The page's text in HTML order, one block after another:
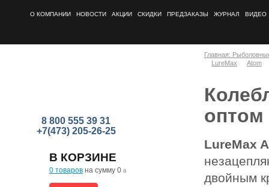
О КОМПАНИИ НОВОСТИ АКЦИИ СКИДКИ ПРЕДЗАКАЗЫ ЖУРНАЛ ВИДЕО
8 800 555 39 31
+7(473) 205-26-25
В КОРЗИНЕ
0 товаров на сумму 0 a
Главная:
LureMax
Atom
оптом
LureMax
двойным